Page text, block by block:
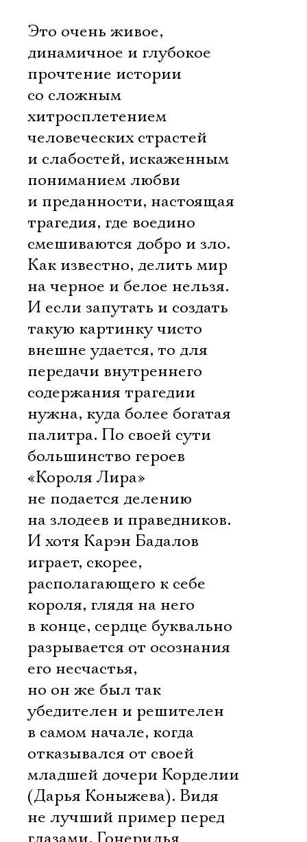
Это очень живое,
динамичное и глубокое
прочтение истории
со сложным
хитросплетением
человеческих страстей
и слабостей, искаженным
пониманием любви
и преданности, настоящая
трагедия, где воедино
смешиваются добро и зло.
Как известно, делить мир
на черное и белое нельзя.
И если запутать и создать
такую картинку чисто
внешне удается, то для
передачи внутреннего
содержания трагедии
нужна, куда более богатая
палитра. По своей сути
большинство героев
«Короля Лира»
не подается делению
на злодеев и праведников.
И хотя Карэн Бадалов
играет, скорее,
располагающего к себе
короля, глядя на него
в конце, сердце буквально
разрывается от осознания
его несчастья,
но он же был так
убедителен и решителен
в самом начале, когда
отказывался от своей
младшей дочери Корделии
(Дарья Коныжева). Видя
не лучший пример перед